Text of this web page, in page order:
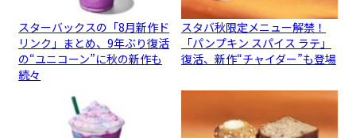
スターバックスの「8月新作ド
リンク」まとめ、9年ぶり復活
の“ユニコーン”に秋の新作も
続々
スタバ秋限定メニュー解禁！
「パンプキン スパイス ラテ」
復活、新作“チャイダー”も登場